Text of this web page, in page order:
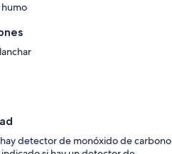
detector de monóxido de carbono